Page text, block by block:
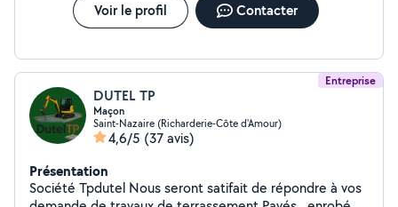
Voir le profil Contacter
Entreprise
DUTEL TP
Maçon
Saint-Nazaire (Richarderie-Côte d'Amour)
4,6/5 (37 avis)
Présentation
Société Tpdutel Nous seront satifait de répondre à vos